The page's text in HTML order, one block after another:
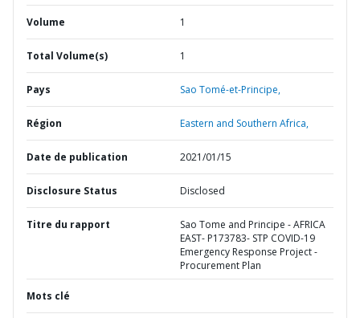
Volume 1
Total Volume(s) 1
Pays Sao Tomé-et-Principe,
Région Eastern and Southern Africa,
Date de publication 2021/01/15
Disclosure Status Disclosed
Titre du rapport
Sao Tome and Principe - AFRICA
EAST- P173783- STP COVID-19
Emergency Response Project -
Procurement Plan
Mots clé